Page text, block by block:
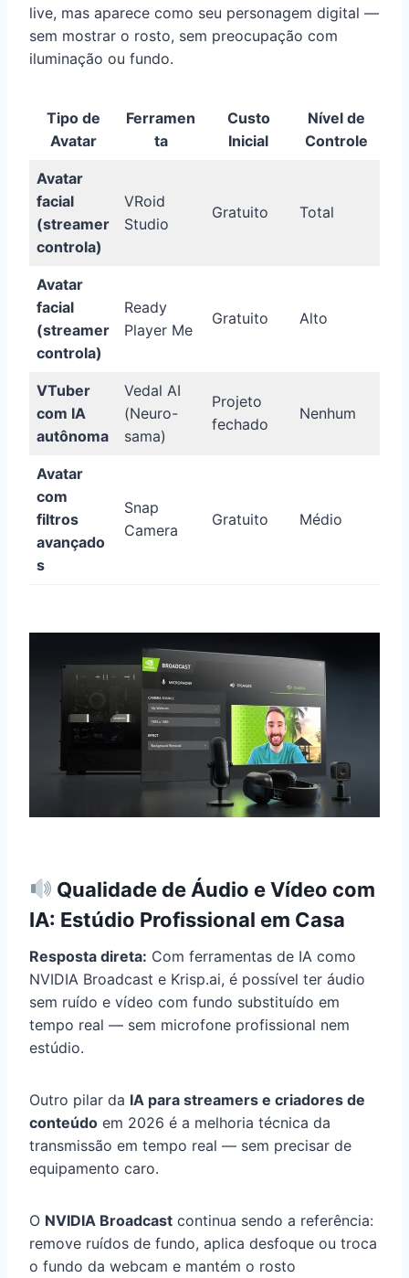
live, mas aparece como seu personagem digital —
sem mostrar o rosto, sem preocupação com
iluminação ou fundo.
Tipo de
Avatar
Ferramen
ta
Custo
Inicial
Nível de
Controle
Avatar
facial
(streamer
controla)
VRoid
Studio
Gratuito Total
Avatar
facial
(streamer
controla)
Ready
Player Me
Gratuito Alto
VTuber
com IA
autônoma
Vedal AI
(Neuro-
sama)
Projeto
fechado
Nenhum
Avatar
com
filtros
avançado
s
Snap
Camera
Gratuito Médio
Qualidade de Áudio e Vídeo com
IA: Estúdio Profissional em Casa
Resposta direta: Com ferramentas de IA como
NVIDIA Broadcast e Krisp.ai, é possível ter áudio
sem ruído e vídeo com fundo substituído em
tempo real — sem microfone profissional nem
estúdio.
Outro pilar da IA para streamers e criadores de
conteúdo em 2026 é a melhoria técnica da
transmissão em tempo real — sem precisar de
equipamento caro.
O NVIDIA Broadcast continua sendo a referência:
remove ruídos de fundo, aplica desfoque ou troca
o fundo da webcam e mantém o rosto